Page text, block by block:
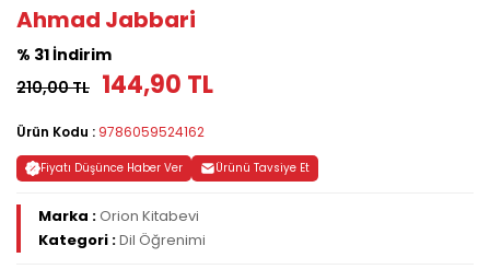
Ahmad Jabbari
% 31 İndirim
210,00 TL 144,90 TL
Ürün Kodu : 9786059524162
Fiyatı Düşünce Haber Ver Ürünü Tavsiye Et
Marka :Orion Kitabevi
Kategori :Dil Öğrenimi